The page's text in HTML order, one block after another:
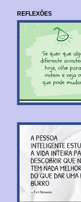
REFLEXÕES